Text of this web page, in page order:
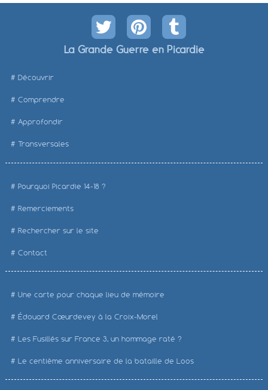
La Grande Guerre en Picardie
Découvrir
Comprendre
Approfondir
Transversales
Pourquoi Picardie 14-18 ?
Remerciements
Rechercher sur le site
Contact
Une carte pour chaque lieu de mémoire
Édouard Cœurdevey à la Croix-Morel
Les Fusillés sur France 3, un hommage raté ?
Le centième anniversaire de la bataille de Loos